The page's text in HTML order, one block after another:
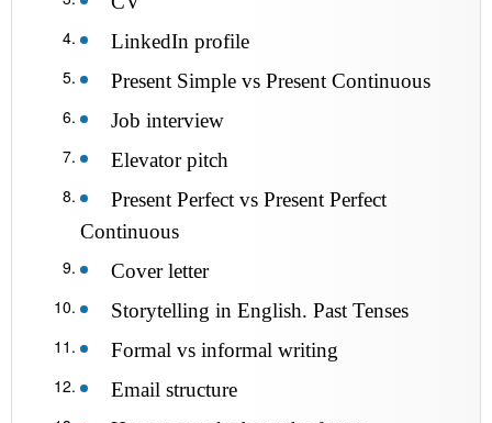
LinkedIn profile
Present Simple vs Present Continuous
Job interview
Elevator pitch
Present Perfect vs Present Perfect
Continuous
Cover letter
Storytelling in English. Past Tenses
Formal vs informal writing
Email structure